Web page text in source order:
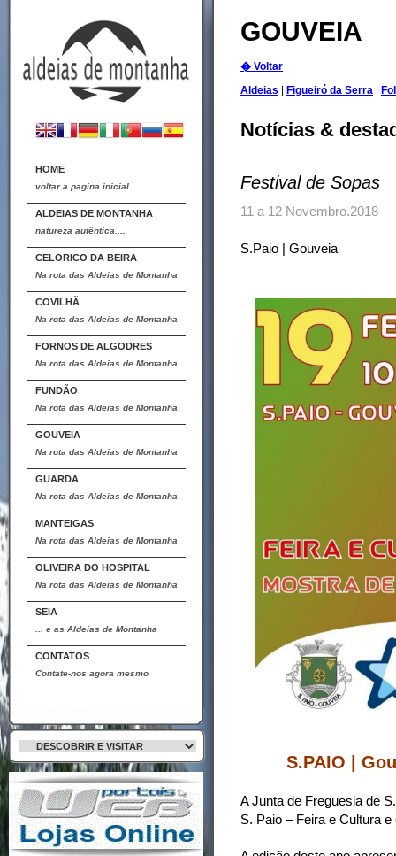
HOME
voltar a pagina inicial
ALDEIAS DE MONTANHA
natureza autêntica....
CELORICO DA BEIRA
Na rota das Aldeias de Montanha
COVILHÃ
Na rota das Aldeias de Montanha
FORNOS DE ALGODRES
Na rota das Aldeias de Montanha
FUNDÃO
Na rota das Aldeias de Montanha
GOUVEIA
Na rota das Aldeias de Montanha
GUARDA
Na rota das Aldeias de Montanha
MANTEIGAS
Na rota das Aldeias de Montanha
OLIVEIRA DO HOSPITAL
Na rota das Aldeias de Montanha
SEIA
... e as Aldeias de Montanha
CONTATOS
Contate-nos agora mesmo
GOUVEIA
� Voltar
Aldeias
Figueiró da Serra
Notícias &
Festival de Sopas
11 a 12 Novembro.2018
S.Paio | Gouveia
S.PAIO |
A Junta de Freguesia de
S. Paio – Feira e Cultura